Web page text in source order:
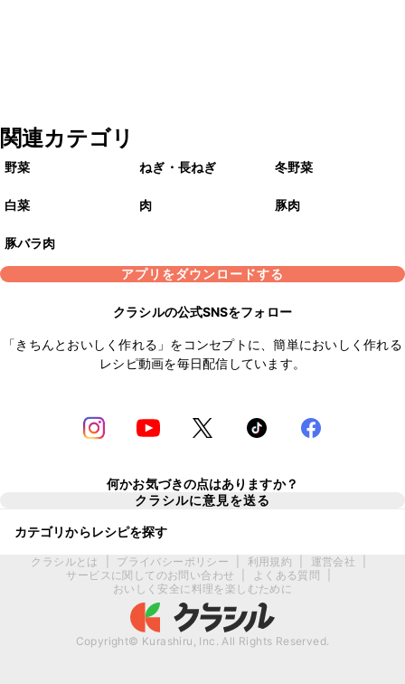
関連カテゴリ
野菜 ねぎ・長ねぎ 冬野菜
白菜 肉 豚肉
豚バラ肉
アプリをダウンロードする
クラシルの公式SNSをフォロー
「きちんとおいしく作れる」をコンセプトに、簡単においしく作れる
レシピ動画を毎日配信しています。
何かお気づきの点はありますか？
クラシルに意見を送る
カテゴリからレシピを探す
クラシルとは プライバシーポリシー 利用規約 運営会社
サービスに関してのお問い合わせ
よくある質問
おいしく安全に料理を楽しむために
Copyright© Kurashiru, Inc. All Rights Reserved.